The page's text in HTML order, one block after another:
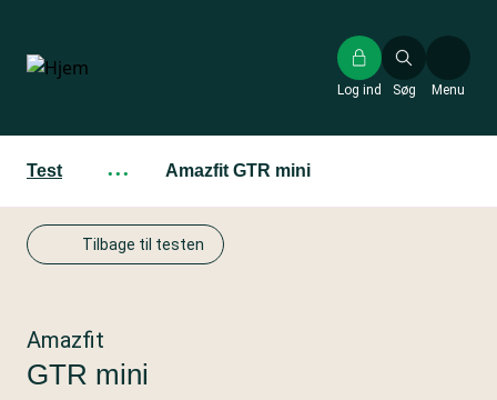
hovedindhold
Søg
Log ind Menu
Test ··· Amazfit GTR mini
Tilbage til testen
Amazfit
GTR mini